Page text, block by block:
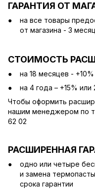
ГАРАНТИЯ ОТ
на все товары
от магазина - 3
СТОИМОСТЬ
на 18 месяцев -
на 4 года – +15%
Чтобы оформить
нашим менеджером по
62 02
РАСШИРЕННАЯ
одно или четыре
и замена
срока гарантии